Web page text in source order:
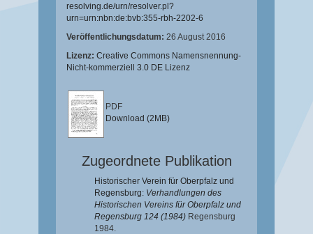
resolving.de/urn/resolver.pl?
urn=urn:nbn:de:bvb:355-rbh-2202-6
Veröffentlichungsdatum: 26 August 2016
Lizenz: Creative Commons Namensnennung-
Nicht-kommerziell 3.0 DE Lizenz
PDF
Download (2MB)
Zugeordnete Publikation
Historischer Verein für Oberpfalz und
Regensburg: Verhandlungen des
Historischen Vereins für Oberpfalz und
Regensburg 124 (1984) Regensburg
1984.